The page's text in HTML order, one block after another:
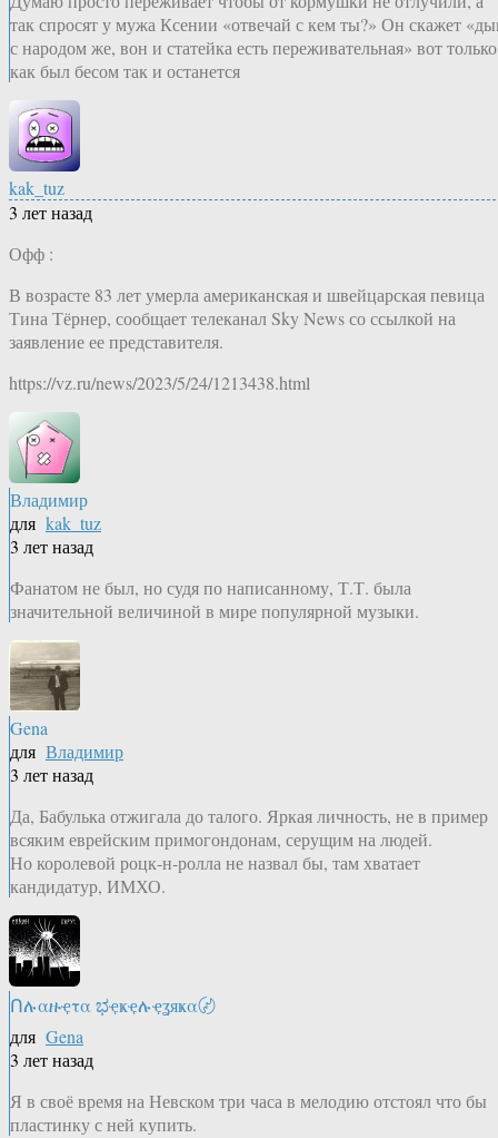
так спросят у мужа Ксении «отвечай с кем ты?» Он скажет
с народом же, вон и статейка есть переживательная» вот только
как был бесом так и останется
kak_tuz
3 лет назад
Офф :
В возрасте 83 лет умерла американская и швейцарская певица
Тина Тёрнер, сообщает телеканал Sky News со ссылкой на
заявление ее представителя.
https://vz.ru/news/2023/5/24/1213438.html
Владимир
для kak_tuz
3 лет назад
Фанатом не был, но судя по написанному, Т.Т. была
значительной величиной в мире популярной музыки.
Gena
для Владимир
3 лет назад
Да, Бабулька отжигала до талого. Яркая личность, не в пример
всяким еврейским примогондонам, серущим на людей.
Но королевой роцк-н-ролла не назвал бы, там хватает
кандидатур, ИМХО.
Ոሉαዙҿτα ಭҿҝҿሉҿʓяҝα〄
для Gena
3 лет назад
Я в своё время на Невском три часа в мелодию отстоял что бы
пластинку с ней купить.